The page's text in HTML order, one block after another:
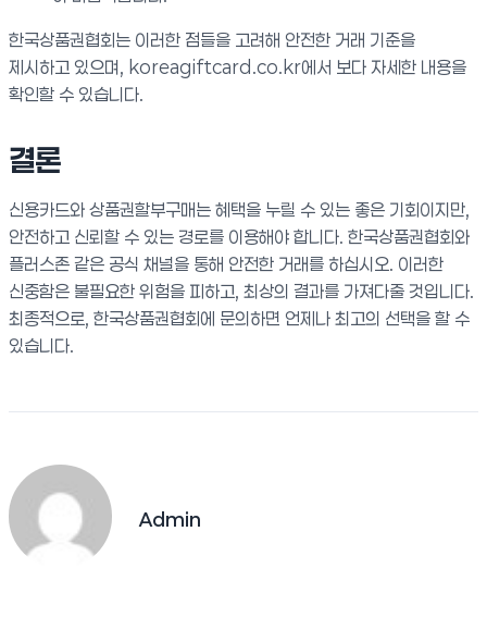
한국상품권협회는 이러한 점들을 고려해 안전한 거래 기준을
제시하고 있으며, koreagiftcard.co.kr에서 보다 자세한 내용을
확인할 수 있습니다.
결론
신용카드와 상품권할부구매는 혜택을 누릴 수 있는 좋은 기회이지만,
안전하고 신뢰할 수 있는 경로를 이용해야 합니다. 한국상품권협회와
플러스존 같은 공식 채널을 통해 안전한 거래를 하십시오. 이러한
신중함은 불필요한 위험을 피하고, 최상의 결과를 가져다줄 것입니다.
최종적으로, 한국상품권협회에 문의하면 언제나 최고의 선택을 할 수
있습니다.
Admin